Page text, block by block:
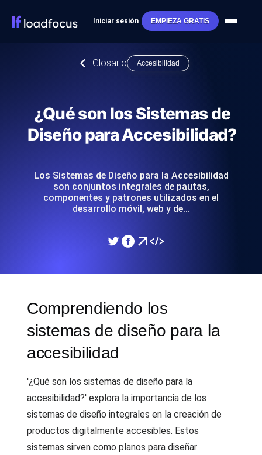
Iniciar sesión EMPIEZA GRATIS
Glosario Accesibilidad
¿Qué son los Sistemas de
Diseño para Accesibilidad?
Los Sistemas de Diseño para la Accesibilidad
son conjuntos integrales de pautas,
componentes y patrones utilizados en el
desarrollo móvil, web y de…
Comprendiendo los
sistemas de diseño para la
accesibilidad
'¿Qué son los sistemas de diseño para la
accesibilidad?' explora la importancia de los
sistemas de diseño integrales en la creación de
productos digitalmente accesibles. Estos
sistemas sirven como planos para diseñar